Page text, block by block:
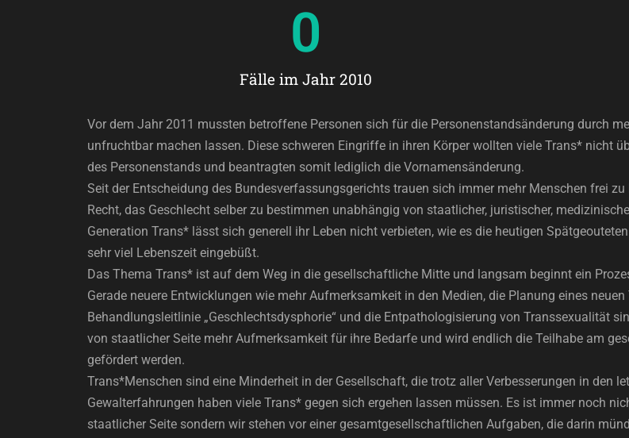
Fälle im Jahr 2010
0
Vor dem Jahr 2011 mussten betroffene Personen sich für die Personenstandsänderung durch
unfruchtbar machen lassen. Diese schweren Eingriffe in ihren Körper wollten viele Trans* nicht
des Personenstands und beantragten somit lediglich die Vornamensänderung.
Seit der Entscheidung des Bundesverfassungsgerichts trauen sich immer mehr Menschen frei
Recht, das Geschlecht selber zu bestimmen unabhängig von staatlicher, juristischer,
Generation Trans* lässt sich generell ihr Leben nicht verbieten, wie es die heutigen
sehr viel Lebenszeit eingebüßt.
Das Thema Trans* ist auf dem Weg in die gesellschaftliche Mitte und langsam beginnt ein
Gerade neuere Entwicklungen wie mehr Aufmerksamkeit in den Medien, die Planung eines
Behandlungsleitlinie „Geschlechtsdysphorie“ und die Entpathologisierung von Transsexualität
von staatlicher Seite mehr Aufmerksamkeit für ihre Bedarfe und wird endlich die Teilhabe am
gefördert werden.
Trans*Menschen sind eine Minderheit in der Gesellschaft, die trotz aller Verbesserungen in den
Gewalterfahrungen haben viele Trans* gegen sich ergehen lassen müssen. Es ist immer noch
staatlicher Seite sondern wir stehen vor einer gesamtgesellschaftlichen Aufgaben, die darin